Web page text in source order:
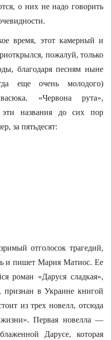
о них не надо говорить
время, этот камерный и
пожалуй, только
благодаря песням ныне
еще очень молодого)
«Червона рута»,
названия до сих пор
за пятьдесят:
отголосок трагедий,
и пишет Мария Матиос. Ее
роман «Даруся сладкая»,
признан в Украине книгой
из трех новелл, отсюда
Первая новелла —
Дарусе, которая